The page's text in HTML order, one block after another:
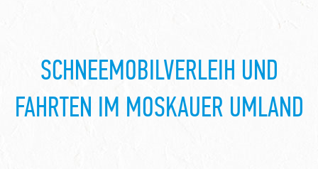
SCHNEEMOBILVERLEIH UND
FAHRTEN IM MOSKAUER UMLAND